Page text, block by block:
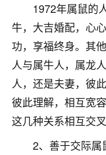
1972年属鼠的
牛，大吉婚配，心
功，享福终身。其
人与属牛人，属龙
人，还是夫妻，彼
彼此理解，相互宽
这几种关系相互交叉
2、善于交际属
问题，反正就是
题，后来无意中
之后，心情豁然
果问题。今年以
了，老师说境
鹿森：是的，
触，首先就是
不由人！
1天前 来自四川